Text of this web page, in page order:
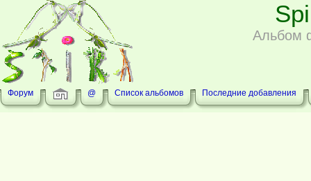
Альбом
Форум @ Список альбомов Последние добавления